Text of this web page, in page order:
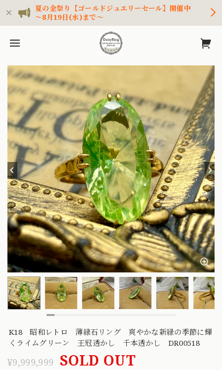
夏の金祭り【ゴールドジュエリーセール】開催中
～8月19日(水)まで～
K18 昭和レトロ 薄緑石リング 爽やかな新緑の季節に輝
くライムグリーン 王冠透かし 千本透かし DR00518
¥9,999,999 SOLD OUT